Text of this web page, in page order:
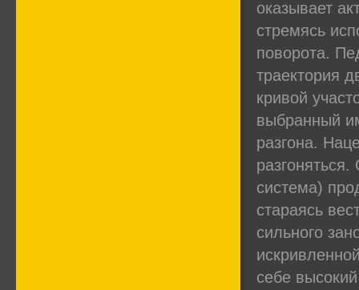
оказывает
стремясь
поворота.
траектория
кривой
выбранный
разгона.
система)
стараясь
сильного
себе